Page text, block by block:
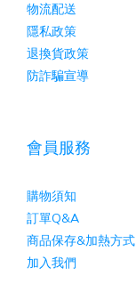
物流配送
隱私政策
退換貨政策
防詐騙宣導
會員服務
購物須知
訂單Q&A
商品保存&加熱方式
加入我們